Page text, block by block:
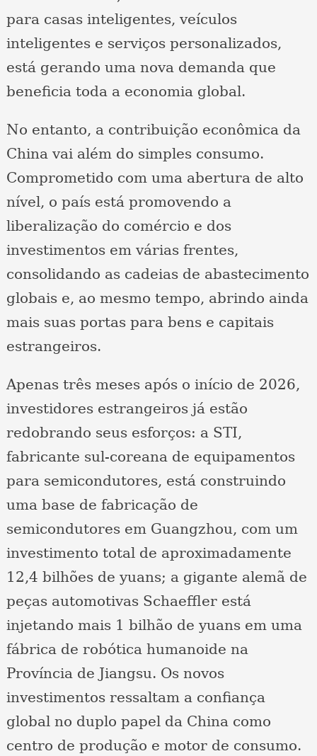
para casas inteligentes, veículos
inteligentes e serviços personalizados,
está gerando uma nova demanda que
beneficia toda a economia global.
No entanto, a contribuição econômica da
China vai além do simples consumo.
Comprometido com uma abertura de alto
nível, o país está promovendo a
liberalização do comércio e dos
investimentos em várias frentes,
consolidando as cadeias de abastecimento
globais e, ao mesmo tempo, abrindo ainda
mais suas portas para bens e capitais
estrangeiros.
Apenas três meses após o início de 2026,
investidores estrangeiros já estão
redobrando seus esforços: a STI,
fabricante sul-coreana de equipamentos
para semicondutores, está construindo
uma base de fabricação de
semicondutores em Guangzhou, com um
investimento total de aproximadamente
12,4 bilhões de yuans; a gigante alemã de
peças automotivas Schaeffler está
injetando mais 1 bilhão de yuans em uma
fábrica de robótica humanoide na
Província de Jiangsu. Os novos
investimentos ressaltam a confiança
global no duplo papel da China como
centro de produção e motor de consumo.